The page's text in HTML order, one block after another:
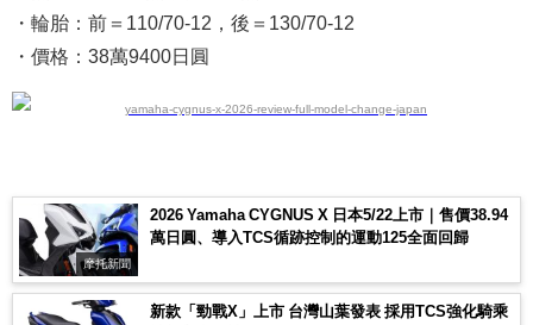
・輪胎：前＝110/70-12，後＝130/70-12
・價格：38萬9400日圓
摩托新聞
2026 Yamaha CYGNUS X 日本5/22上市｜售價38.94
萬日圓、導入TCS循跡控制的運動125全面回歸
新款「勁戰X」上市 台灣山葉發表 採用TCS強化騎乘